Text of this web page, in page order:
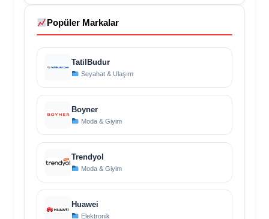
Popüler Markalar
TatilBudur
Seyahat & Ulaşım
Boyner
Moda & Giyim
Trendyol
Moda & Giyim
Huawei
Elektronik